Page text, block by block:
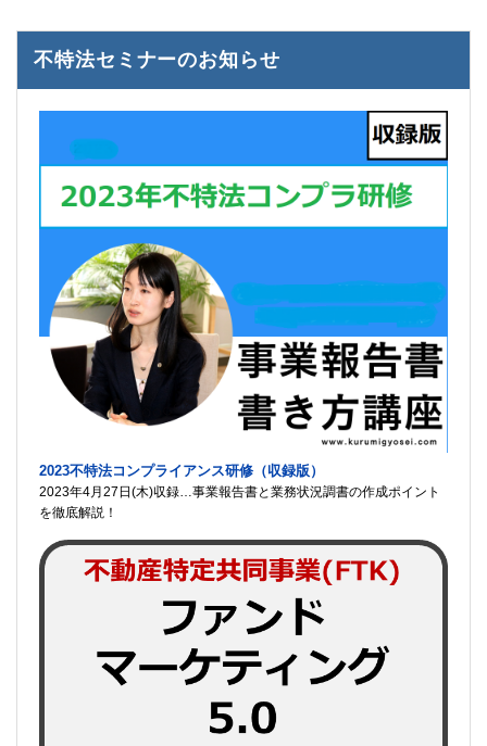
不特法セミナーのお知らせ
2023不特法コンプライアンス研修（収録版）
2023年4月27日(木)収録…事業報告書と業務状況調書の作成ポイント
を徹底解説！